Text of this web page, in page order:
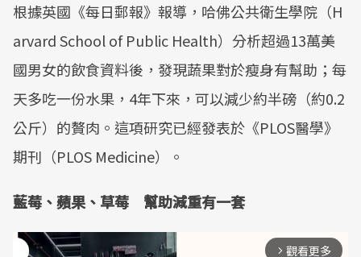
根據英國《每日郵報》報導，哈佛公共衛生學院（H
arvard School of Public Health）分析超過13萬美
國男女的飲食資料後，發現蔬果對於瘦身有幫助；每
天多吃一份水果，4年下來，可以減少約半磅（約0.2
公斤）的贅肉。這項研究已經發表於《PLOS醫學》
期刊（PLOS Medicine）。
藍莓、蘋果、草莓 幫助減重有一套
arrow_forward_ios 觀看更多